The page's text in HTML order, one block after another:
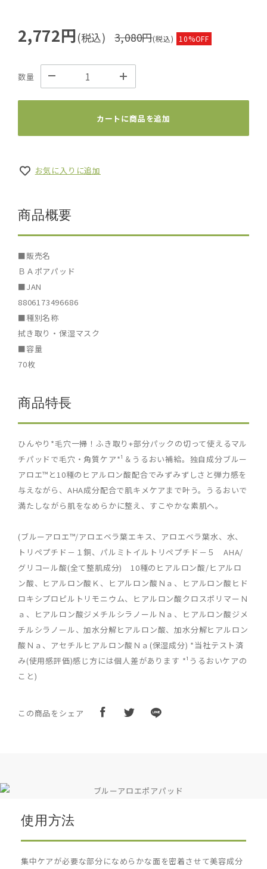
2,772円 (税込) 3,080円(税込) 10%OFF
数量
カートに商品を追加
お気に入りに追加
商品概要
■販売名
ＢＡポアパッド
■JAN
8806173496686
■種別名称
拭き取り・保湿マスク
■容量
70枚
商品特長
ひんやり*毛穴一掃！ふき取り+部分パックの切って使えるマル
チパッドで毛穴・角質ケア*¹＆うるおい補給。独自成分ブルー
アロエ™と10種のヒアルロン酸配合でみずみずしさと弾力感を
与えながら、AHA成分配合で肌キメケアまで叶う。うるおいで
満たしながら肌をなめらかに整え、すこやかな素肌へ。
(ブルーアロエ™/アロエベラ葉エキス、アロエベラ葉水、水、
トリペプチド－１銅、パルミトイルトリペプチド－５ AHA/
グリコール酸(全て整肌成分) 10種のヒアルロン酸/ヒアルロ
ン酸、ヒアルロン酸Ｋ、ヒアルロン酸Ｎａ、ヒアルロン酸ヒド
ロキシプロピルトリモニウム、ヒアルロン酸クロスポリマーＮ
ａ、ヒアルロン酸ジメチルシラノールＮａ、ヒアルロン酸ジメ
チルシラノール、加水分解ヒアルロン酸、加水分解ヒアルロン
酸Ｎａ、アセチルヒアルロン酸Ｎａ(保湿成分) *当社テスト済
み(使用感評価)感じ方には個人差があります *¹うるおいケアの
こと)
この商品をシェア
使用方法
集中ケアが必要な部分になめらかな面を密着させて美容成分